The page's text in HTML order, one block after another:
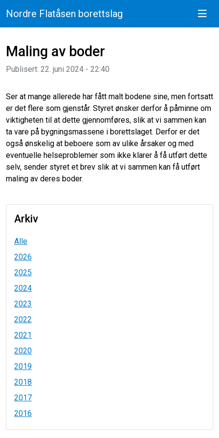
Nordre Flatåsen borettslag
Maling av boder
Publisert: 22. juni 2024 - 22:40
Ser at mange allerede har fått malt bodene sine, men fortsatt
er det flere som gjenstår. Styret ønsker derfor å påminne om
viktigheten til at dette gjennomføres, slik at vi sammen kan
ta vare på bygningsmassene i borettslaget. Derfor er det
også ønskelig at beboere som av ulike årsaker og med
eventuelle helseproblemer som ikke klarer å få utført dette
selv, sender styret et brev slik at vi sammen kan få utført
maling av deres boder.
Arkiv
Alle
2026
2025
2024
2023
2022
2021
2020
2019
2018
2017
2016